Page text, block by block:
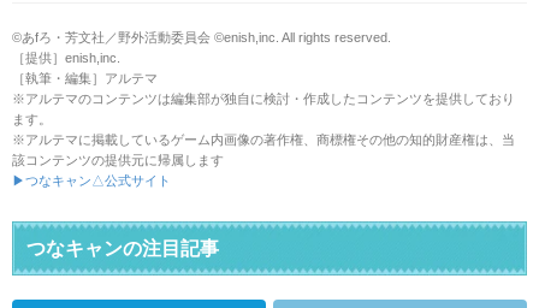
©あfろ・芳文社／野外活動委員会 ©enish,inc. All rights reserved.
［提供］enish,inc.
［執筆・編集］アルテマ
※アルテマのコンテンツは編集部が独自に検討・作成したコンテンツを提供しており
ます。
※アルテマに掲載しているゲーム内画像の著作権、商標権その他の知的財産権は、当
該コンテンツの提供元に帰属します
▶つなキャン△公式サイト
つなキャンの注目記事